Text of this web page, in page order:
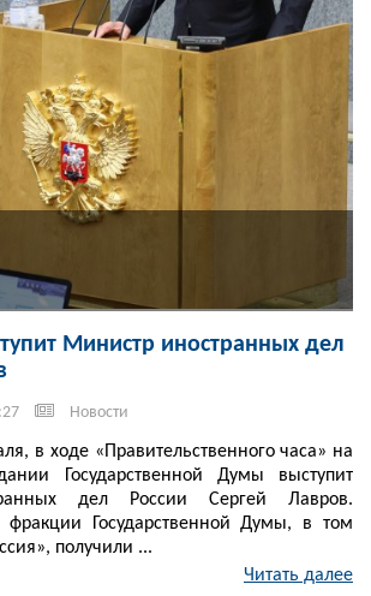
Министр иностранных дел
Новости
в ходе «Правительственного часа» на
Государственной Думы выступит
дел России Сергей Лавров.
фракции Государственной Думы, в том
получили ...
Читать далее